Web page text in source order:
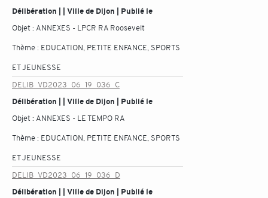
Délibération | | Ville de Dijon | Publié le
Objet : ANNEXES - LPCR RA Roosevelt
Thème : EDUCATION, PETITE ENFANCE, SPORTS
ET JEUNESSE
DELIB_VD2023_06_19_036_C
Délibération | | Ville de Dijon | Publié le
Objet : ANNEXES - LE TEMPO RA
Thème : EDUCATION, PETITE ENFANCE, SPORTS
ET JEUNESSE
DELIB_VD2023_06_19_036_D
Délibération | | Ville de Dijon | Publié le